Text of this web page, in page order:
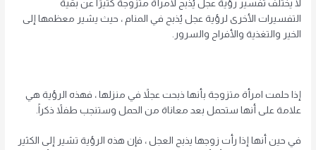
لا يختلف تفسير رؤية عجل يُذبح لامرأة متزوجة كثيرًا عن بقية
التفسيرات الأخرى لرؤية عجل يُذبح في المنام ، حيث يشير معظمها إلى
الخير والتغذية والأفراح والسرور.
إذا حلمت امرأة متزوجة بأنها ذبحت عجلاً في منزلها ، فهذه الرؤية هي
علامة على أنها ستحمل بعد معاناة من الحمل وستنجب طفلاً ذكراً.
في حين أنها إذا رأت زوجها يذبح العجل ، فإن هذه الرؤية تشير إلى الكثير